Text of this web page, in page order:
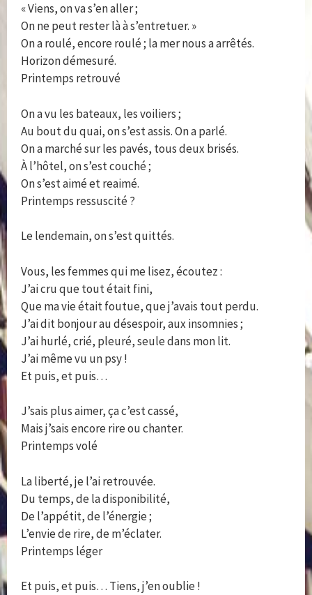
« Viens, on va s’en aller ;
On ne peut rester là à s’entretuer. »
On a roulé, encore roulé ; la mer nous a arrêtés.
Horizon démesuré.
Printemps retrouvé
On a vu les bateaux, les voiliers ;
Au bout du quai, on s’est assis. On a parlé.
On a marché sur les pavés, tous deux brisés.
À l’hôtel, on s’est couché ;
On s’est aimé et reaimé.
Printemps ressuscité ?
Le lendemain, on s’est quittés.
Vous, les femmes qui me lisez, écoutez :
J’ai cru que tout était fini,
Que ma vie était foutue, que j’avais tout perdu.
J’ai dit bonjour au désespoir, aux insomnies ;
J’ai hurlé, crié, pleuré, seule dans mon lit.
J’ai même vu un psy !
Et puis, et puis…
J’sais plus aimer, ça c’est cassé,
Mais j’sais encore rire ou chanter.
Printemps volé
La liberté, je l’ai retrouvée.
Du temps, de la disponibilité,
De l’appétit, de l’énergie ;
L’envie de rire, de m’éclater.
Printemps léger
Et puis, et puis… Tiens, j’en oublie !